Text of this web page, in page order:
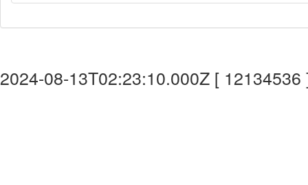
2024-08-13T02:23:10.000Z [ 12134536